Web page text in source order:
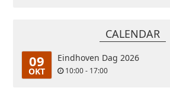
CALENDAR
09
OKT
Eindhoven Dag 2026
10:00 - 17:00